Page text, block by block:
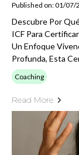
Published on: 01/07/
Descubre Por
ICF Para
Un Enfoque
Profunda, Esta
Coaching
Read More